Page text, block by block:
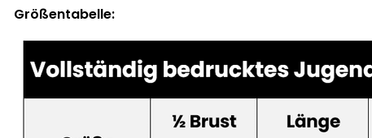
Größentabelle: